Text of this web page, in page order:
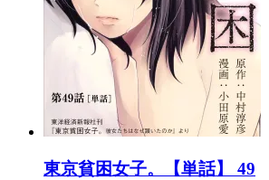
東京貧困女子。【単話】 49